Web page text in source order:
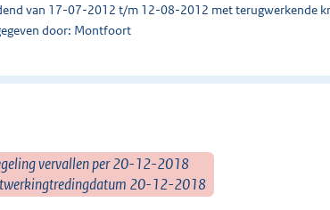
van 17-07-2012 t/m 12-08-2012 met terugwerkende
door: Montfoort
vervallen per 20-12-2018
20-12-2018